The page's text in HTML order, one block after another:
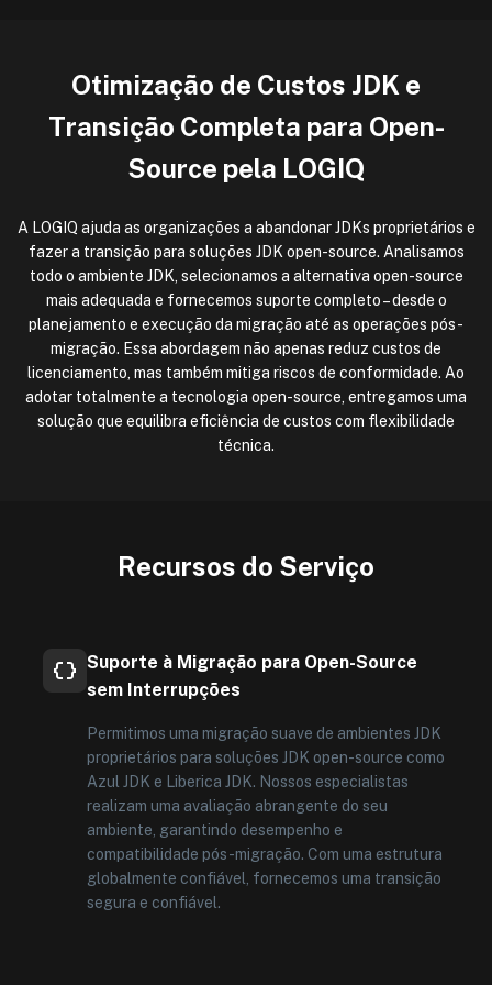
Otimização de Custos JDK e
Transição Completa para Open-
Source pela LOGIQ
A LOGIQ ajuda as organizações a abandonar JDKs proprietários e
fazer a transição para soluções JDK open-source. Analisamos
todo o ambiente JDK, selecionamos a alternativa open-source
mais adequada e fornecemos suporte completo – desde o
planejamento e execução da migração até as operações pós-
migração. Essa abordagem não apenas reduz custos de
licenciamento, mas também mitiga riscos de conformidade. Ao
adotar totalmente a tecnologia open-source, entregamos uma
solução que equilibra eficiência de custos com flexibilidade
técnica.
Recursos do Serviço
Suporte à Migração para Open-Source
sem Interrupções
Permitimos uma migração suave de ambientes JDK
proprietários para soluções JDK open-source como
Azul JDK e Liberica JDK. Nossos especialistas
realizam uma avaliação abrangente do seu
ambiente, garantindo desempenho e
compatibilidade pós-migração. Com uma estrutura
globalmente confiável, fornecemos uma transição
segura e confiável.